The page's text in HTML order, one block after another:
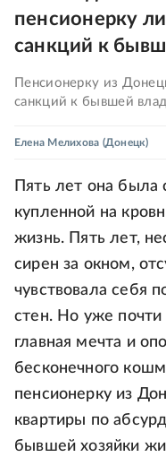
пенсионерку
санкций к
Пенсионерку из
санкций к бывшей
Елена Мелихова (Донецк)
Пять лет она была
купленной на
жизнь. Пять лет,
сирен за окном,
чувствовала себя
стен. Но уже почти
главная мечта и
бесконечного
пенсионерку из
квартиры по
бывшей хозяйки